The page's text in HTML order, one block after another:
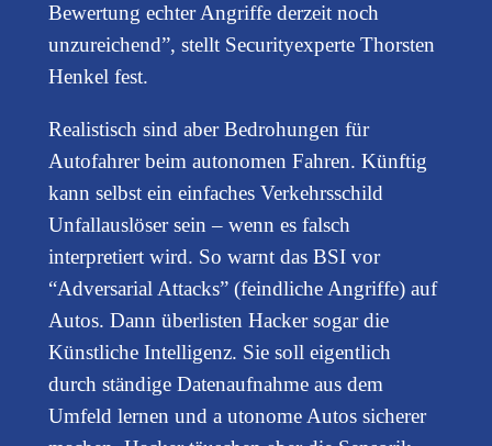
Bewertung echter Angriffe derzeit noch
unzureichend”, stellt Securityexperte Thorsten
Henkel fest.
Realistisch sind aber Bedrohungen für
Autofahrer beim autonomen Fahren. Künftig
kann selbst ein einfaches Verkehrsschild
Unfallauslöser sein – wenn es falsch
interpretiert wird. So warnt das BSI vor
“Adversarial Attacks” (feindliche Angriffe) auf
Autos. Dann überlisten Hacker sogar die
Künstliche Intelligenz. Sie soll eigentlich
durch ständige Datenaufnahme aus dem
Umfeld lernen und a utonome Autos sicherer